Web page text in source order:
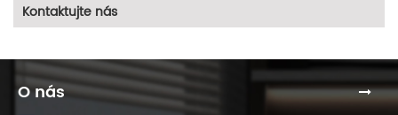
Kontaktujte nás
O nás